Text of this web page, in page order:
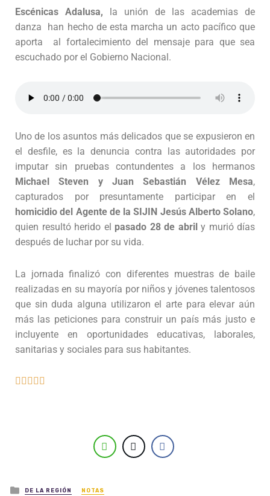
Escénicas Adalusa, la unión de las academias de
danza han hecho de esta marcha un acto pacífico que
aporta al fortalecimiento del mensaje para que sea
escuchado por el Gobierno Nacional.
Uno de los asuntos más delicados que se expusieron en
el desfile, es la denuncia contra las autoridades por
imputar sin pruebas contundentes a los hermanos
Michael Steven y Juan Sebastián Vélez Mesa,
capturados por presuntamente participar en el
homicidio del Agente de la SIJIN Jesús Alberto Solano,
quien resultó herido el pasado 28 de abrily murió días
después de luchar por su vida.
La jornada finalizó con diferentes muestras de baile
realizadas en su mayoría por niños y jóvenes talentosos
que sin duda alguna utilizaron el arte para elevar aún
más las peticiones para construir un país más justo e
incluyente en oportunidades educativas, laborales,
sanitarias y sociales para sus habitantes.
    
Posted in
DE LA REGIÓN NOTAS